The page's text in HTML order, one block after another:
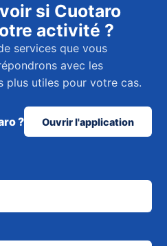
si Cuotaro
activité ?
services que vous
avec les
plus utiles pour votre cas.
? Ouvrir l'application